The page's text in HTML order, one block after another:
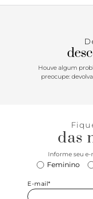
dedos e outra no peito
palmilha bege e
Houve algum
preocupe:
das
Informe seu e-
Feminino
E-mail*